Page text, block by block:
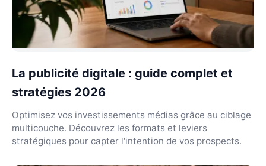
La publicité digitale : guide complet et
stratégies 2026
Optimisez vos investissements médias grâce au ciblage
multicouche. Découvrez les formats et leviers
stratégiques pour capter l'intention de vos prospects.